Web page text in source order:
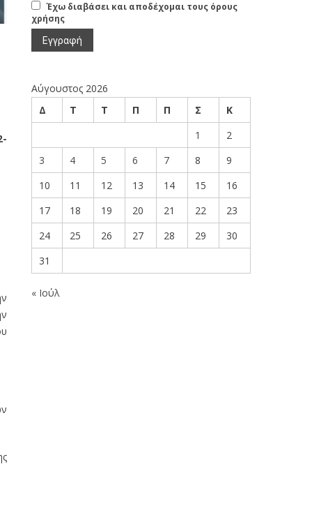
Έχω διαβάσει και αποδέχομαι τους όρους
χρήσης
Αύγουστος 2026
Δ
Τ Τ Π Π Σ
Κ
1
2
3
4 5 6 7 8
9
10
11 12 13 14 15
16
17
18 19 20 21 22
23
24
25 26 27 28 29
30
31
« Ιούλ